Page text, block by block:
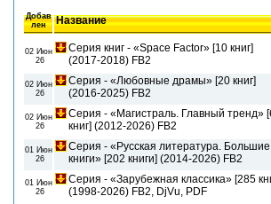
Добав
лен
Название
02 Июн
26
Серия книг - «Space Factor» [10 книг]
(2017-2018) FB2
02 Июн
26
Серия - «Любовные драмы» [20 книг]
(2016-2025) FB2
02 Июн
26
Серия - «Магистраль. Главный тренд»
книг] (2012-2026) FB2
01 Июн
26
Серия - «Русская литература. Большие
книги» [202 книги] (2014-2026) FB2
01 Июн
26
Серия - «Зарубежная классика» [285
(1998-2026) FB2, DjVu, PDF